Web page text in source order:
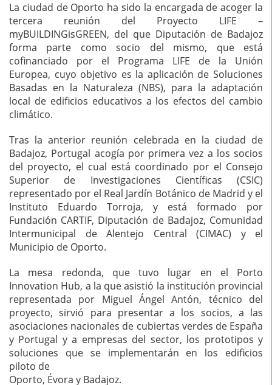
La ciudad de Oporto ha sido la encargada de acoger la
tercera reunión del Proyecto LIFE –
myBUILDINGisGREEN, del que Diputación de Badajoz
forma parte como socio del mismo, que está
cofinanciado por el Programa LIFE de la Unión
Europea, cuyo objetivo es la aplicación de Soluciones
Basadas en la Naturaleza (NBS), para la adaptación
local de edificios educativos a los efectos del cambio
climático.
Tras la anterior reunión celebrada en la ciudad de
Badajoz, Portugal acogía por primera vez a los socios
del proyecto, el cual está coordinado por el Consejo
Superior de Investigaciones Científicas (CSIC)
representado por el Real Jardín Botánico de Madrid y el
Instituto Eduardo Torroja, y está formado por
Fundación CARTIF, Diputación de Badajoz, Comunidad
Intermunicipal de Alentejo Central (CIMAC) y el
Municipio de Oporto.
La mesa redonda, que tuvo lugar en el Porto
Innovation Hub, a la que asistió la institución provincial
representada por Miguel Ángel Antón, técnico del
proyecto, sirvió para presentar a los socios, a las
asociaciones nacionales de cubiertas verdes de España
y Portugal y a empresas del sector, los prototipos y
soluciones que se implementarán en los edificios
piloto de
Oporto, Évora y Badajoz.